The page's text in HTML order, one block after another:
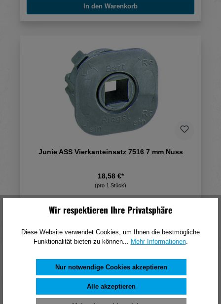
In den Warenkorb
Junie ASS Vierkanteinsatz 7516 7 mm Nuss
18,58 €*
(pro 1 Stück)
In den Warenkorb
Wir respektieren Ihre Privatsphäre
Diese Website verwendet Cookies, um Ihnen die bestmögliche
Funktionalität bieten zu können... Mehr Informationen.
Nur notwendige Cookies akzeptieren
Alle akzeptieren